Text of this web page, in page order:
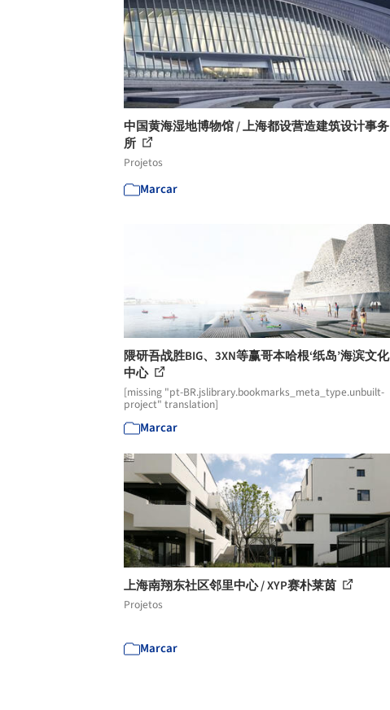
中国黄海湿地博物馆 / 上海都设营造建筑设计事务
所
Projetos
Marcar
隈研吾战胜BIG、3XN等赢哥本哈根‘纸岛’海滨文化
中心
[missing "pt-BR.jslibrary.bookmarks_meta_type.unbuilt-
project" translation]
Marcar
上海南翔东社区邻里中心 / XYP赛朴莱茵
Projetos
Marcar